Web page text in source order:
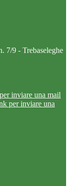
7/9 - Trebaseleghe
inviare una mail
per inviare una